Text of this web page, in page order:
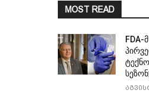
MOST READ
FDA-